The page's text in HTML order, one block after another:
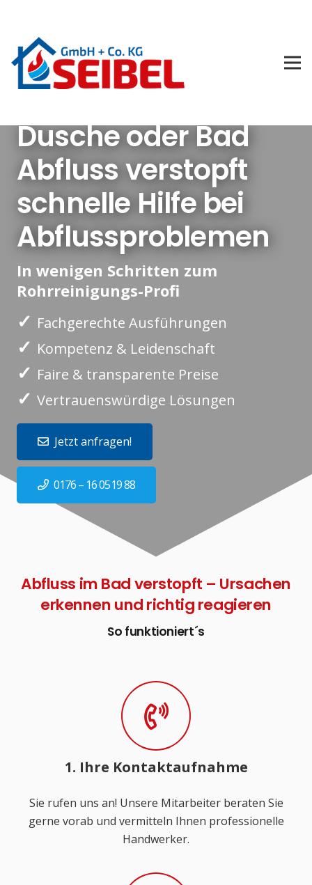
Dusche oder Bad
Abfluss verstopft
schnelle Hilfe bei
Abflussproblemen
In wenigen Schritten zum
Rohrreinigungs-Profi
✓ Fachgerechte Ausführungen
✓ Kompetenz & Leidenschaft
✓ Faire & transparente Preise
✓ Vertrauenswürdige Lösungen
Jetzt anfragen!
0176 – 16 0519 88
Abfluss im Bad verstopft – Ursachen
erkennen und richtig reagieren
So funktioniert´s
1. Ihre Kontaktaufnahme
Sie rufen uns an! Unsere Mitarbeiter beraten Sie
gerne vorab und vermitteln Ihnen professionelle
Handwerker.